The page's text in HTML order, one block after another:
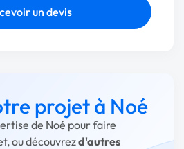
un devis
projet à Noé
de Noé pour faire
ou découvrezd'autres